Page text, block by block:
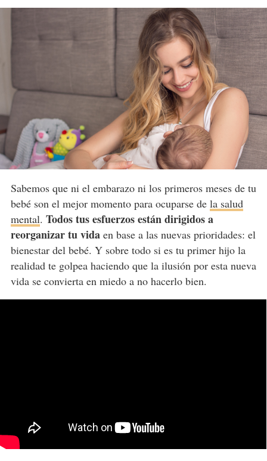
Sabemos que ni el embarazo ni los primeros meses de tu
bebé son el mejor momento para ocuparse de la salud
mental. Todos tus esfuerzos están dirigidos a
reorganizar tu vidaen base a las nuevas prioridades: el
bienestar del bebé. Y sobre todo si es tu primer hijo la
realidad te golpea haciendo que la ilusión por esta nueva
vida se convierta en miedo a no hacerlo bien.